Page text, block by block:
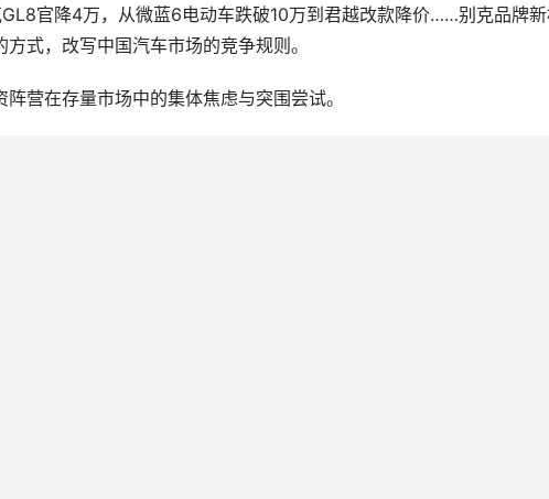
官降4万，从微蓝6电动车跌破10万到君越改款降价……别克品牌
式，改写中国汽车市场的竞争规则。
营在存量市场中的集体焦虑与突围尝试。